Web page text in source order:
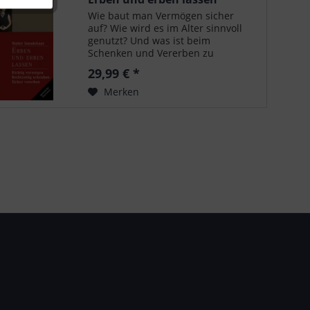
Wie baut man Vermögen sicher
auf? Wie wird es im Alter sinnvoll
genutzt? Und was ist beim
Schenken und Vererben zu
aktualisierten dritten Auflage ist
der erfolgreiche Ratgeber von Dr.
29,99 € *
Merken